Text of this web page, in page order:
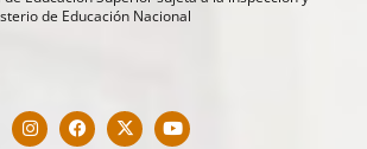
de Educación Nacional